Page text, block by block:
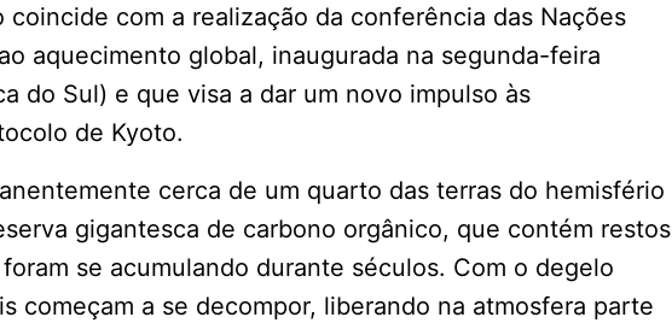
com a realização da conferência das Nações
aquecimento global, inaugurada na segunda-feira
do Sul) e que visa a dar um novo impulso às
de Kyoto.
cerca de um quarto das terras do hemisfério
gigantesca de carbono orgânico, que contém restos
se acumulando durante séculos. Com o degelo
começam a se decompor, liberando na atmosfera parte